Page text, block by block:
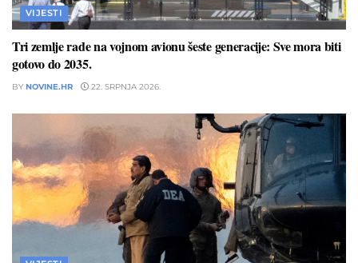
VIJESTI
Tri zemlje rade na vojnom avionu šeste generacije: Sve mora biti
gotovo do 2035.
BY NOVINE.HR 22. SRPNJA 2026.